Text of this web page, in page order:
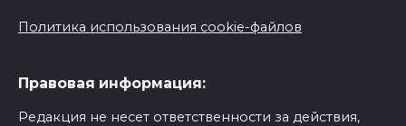
Политика использования cookie-файлов
Правовая информация:
Редакция не несет ответственности за действия,